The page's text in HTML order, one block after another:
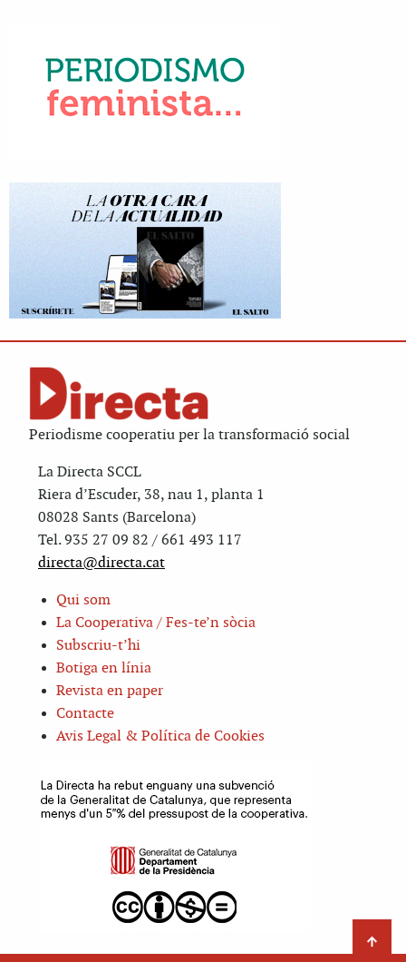
Periodisme cooperatiu per la transformació social
La Directa SCCL
Riera d’Escuder, 38, nau 1, planta 1
08028 Sants (Barcelona)
Tel. 935 27 09 82 / 661 493 117
directa@directa.cat
Qui som
La Cooperativa / Fes-te’n sòcia
Subscriu-t’hi
Botiga en línia
Revista en paper
Contacte
Avis Legal & Política de Cookies